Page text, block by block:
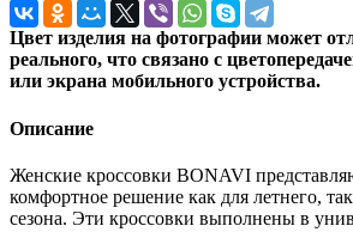
Цвет изделия на фотографии может
реального, что связано с
или экрана мобильного устройства.
Описание
Женские кроссовки BONAVI
комфортное решение как для летнего,
сезона. Эти кроссовки выполнены в